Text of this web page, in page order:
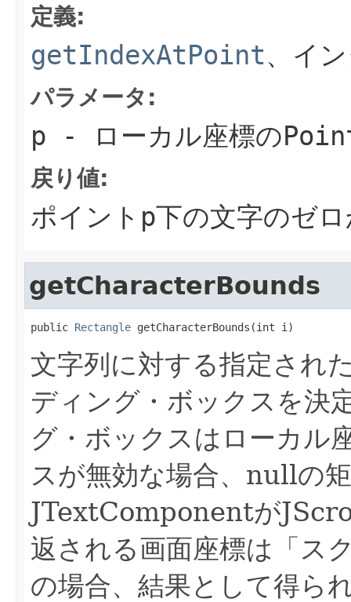
定義:
getIndexAtPoint、イ
パラメータ:
p - ローカル座標の
戻り値:
ポイントp下の文字のゼ
getCharacterBounds
public Rectangle getCharacterBounds(int i)
文字列に対する指定され
ディング・ボックスを決
グ・ボックスはローカル
スが無効な場合、nullの
JTextComponentが
返される画面座標は「ス
の場合、結果として得ら